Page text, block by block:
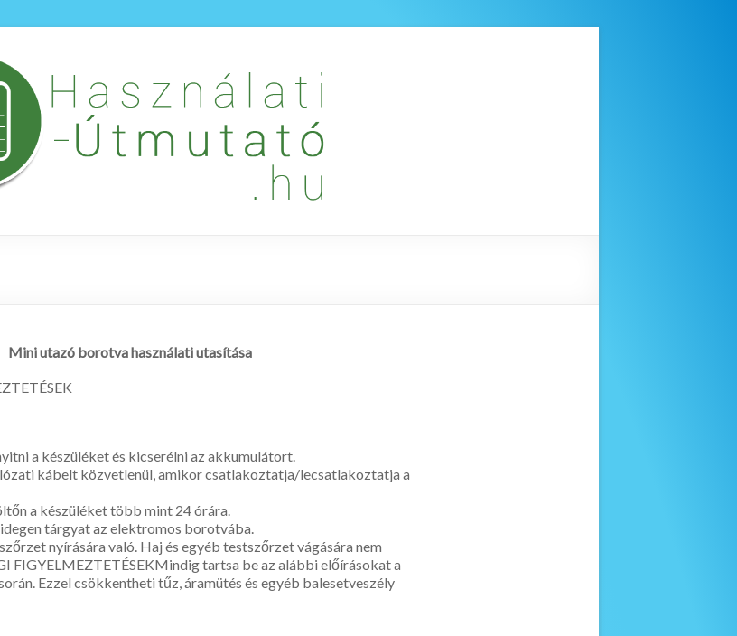
Mini utazó borotva használati utasítása
a készüléket és kicserélni az akkumulátort.
kábelt közvetlenül, amikor csatlakoztatja/lecsatlakoztatja a
a készüléket több mint 24 órára.
tárgyat az elektromos borotvába.
nyírására való. Haj és egyéb testszőrzet vágására nem
FIGYELMEZTETÉSEKMindig tartsa be az alábbi előírásokat a
Ezzel csökkentheti tűz, áramütés és egyéb balesetveszély